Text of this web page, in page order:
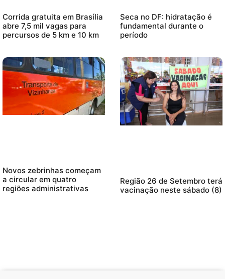
Corrida gratuita em Brasília
abre 7,5 mil vagas para
percursos de 5 km e 10 km
Seca no DF: hidratação é
fundamental durante o
período
Novos zebrinhas começam
a circular em quatro
regiões administrativas
Região 26 de Setembro terá
vacinação neste sábado (8)